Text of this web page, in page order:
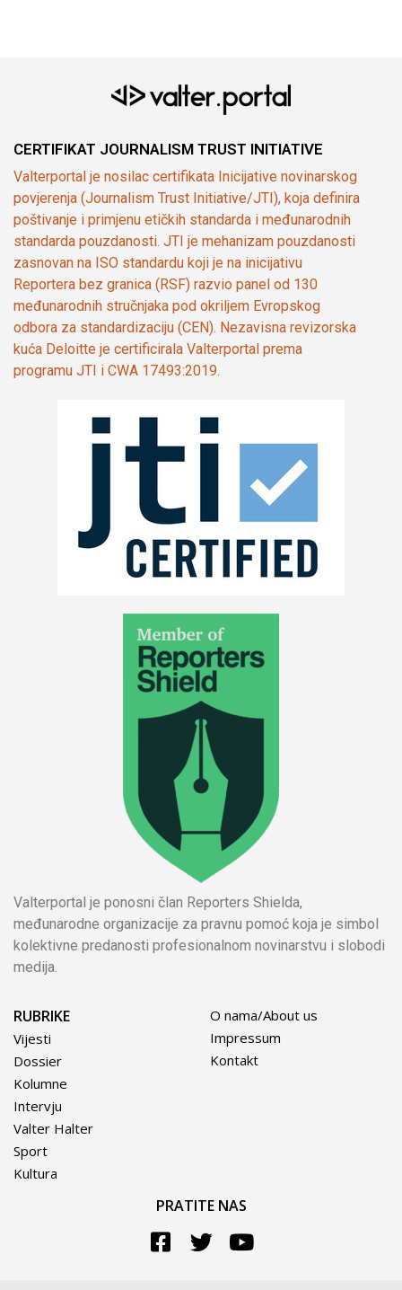
CERTIFIKAT JOURNALISM TRUST INITIATIVE
Valterportal je nosilac certifikata Inicijative novinarskog
povjerenja (Journalism Trust Initiative/JTI), koja definira
poštivanje i primjenu etičkih standarda i međunarodnih
standarda pouzdanosti. JTI je mehanizam pouzdanosti
zasnovan na ISO standardu koji je na inicijativu
Reportera bez granica (RSF) razvio panel od 130
međunarodnih stručnjaka pod okriljem Evropskog
odbora za standardizaciju (CEN). Nezavisna revizorska
kuća Deloitte je certificirala Valterportal prema
programu JTI i CWA 17493:2019.
Valterportal je ponosni član Reporters Shielda,
međunarodne organizacije za pravnu pomoć koja je simbol
kolektivne predanosti profesionalnom novinarstvu i slobodi
medija.
RUBRIKE
Vijesti
Dossier
Kolumne
Intervju
Valter Halter
Sport
Kultura
O nama/About us
Impressum
Kontakt
PRATITE NAS